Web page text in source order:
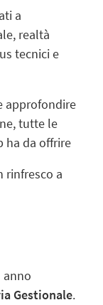
a
realtà
tecnici e
approfondire
tutte le
ha da offrire
rinfresco a
anno
Gestionale.